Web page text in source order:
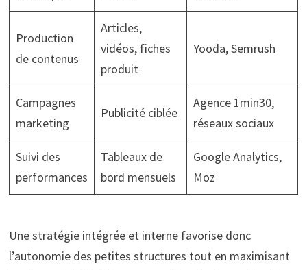
Production
de contenus
Articles,
vidéos, fiches
produit
Yooda, Semrush
Campagnes
marketing
Publicité ciblée
Agence 1min30,
réseaux sociaux
Suivi des
performances
Tableaux de
bord mensuels
Google Analytics,
Moz
Une stratégie intégrée et interne favorise donc
l’autonomie des petites structures tout en maximisant